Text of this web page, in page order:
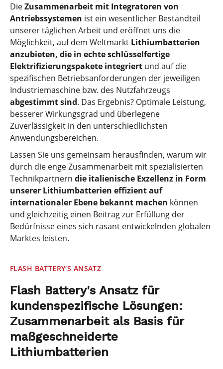
DieZusammenarbeit mit Integratoren von
Antriebssystemen ist ein wesentlicher Bestandteil
unserer täglichen Arbeit und eröffnet uns die
Möglichkeit, auf dem Weltmarkt Lithiumbatterien
anzubieten, die in echte schlüsselfertige
Elektrifizierungspakete integriert und auf die
spezifischen Betriebsanforderungen der jeweiligen
Industriemaschine bzw. des Nutzfahrzeugs
abgestimmt sind. Das Ergebnis? Optimale Leistung,
besserer Wirkungsgrad und überlegene
Zuverlässigkeit in den unterschiedlichsten
Anwendungsbereichen.
Lassen Sie uns gemeinsam herausfinden, warum wir
durch die enge Zusammenarbeit mit spezialisierten
Technikpartnern die italienische Exzellenz in Form
unserer Lithiumbatterien effizient auf
internationaler Ebene bekannt machen können
und gleichzeitig einen Beitrag zur Erfüllung der
Bedürfnisse eines sich rasant entwickelnden globalen
Marktes leisten.
FLASH BATTERY‘S ANSATZ
Flash Battery's Ansatz für
kundenspezifische Lösungen:
Zusammenarbeit als Basis für
maßgeschneiderte
Lithiumbatterien